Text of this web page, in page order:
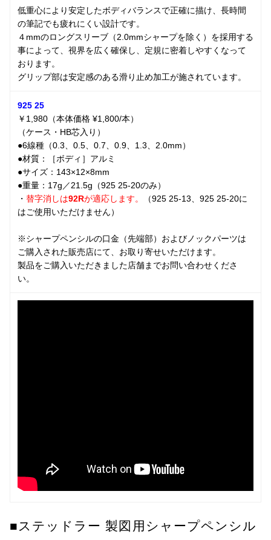
低重心により安定したボディバランスで正確に描け、長時間
の筆記でも疲れにくい設計です。
４mmのロングスリーブ（2.0mmシャープを除く）を採用する
事によって、視界を広く確保し、定規に密着しやすくなって
おります。
グリップ部は安定感のある滑り止め加工が施されています。
925 25
￥1,980（本体価格 ¥1,800/本）
（ケース・HB芯入り）
●6線種（0.3、0.5、0.7、0.9、1.3、2.0mm）
●材質：［ボディ］アルミ
●サイズ：143×12×8mm
●重量：17g／21.5g（925 25-20のみ）
・ 替字消しは92Rが適応します。
（925 25-13、925 25-20に
はご使用いただけません）
※シャープペンシルの口金（先端部）およびノックパーツは
ご購入された販売店にて、お取り寄せいただけます。
製品をご購入いただきました店舗までお問い合わせくださ
い。
■ステッドラー 製図用シャープペンシル